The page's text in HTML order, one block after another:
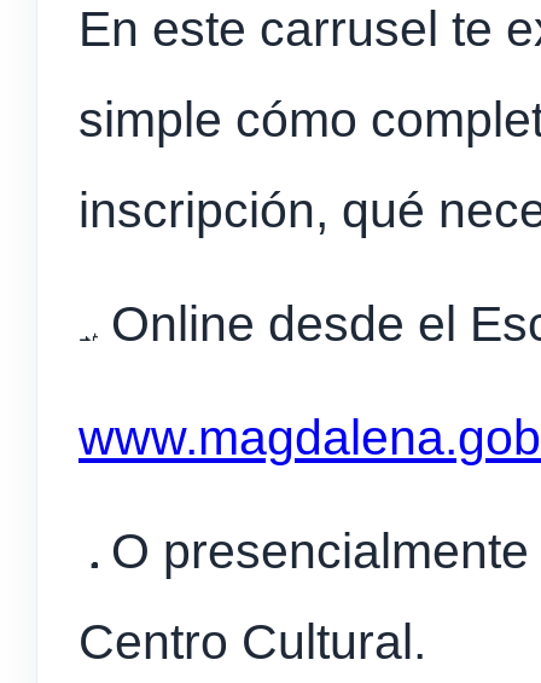
En este carrusel te
simple cómo
inscripción, qué
Online desde el
O
Centro Cultural.